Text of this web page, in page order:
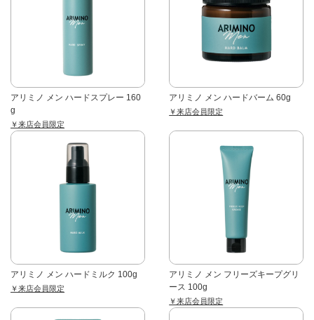
アリミノ メン ハードスプレー 160
g
￥来店会員限定
アリミノ メン ハードバーム 60g
￥来店会員限定
アリミノ メン ハードミルク 100g
￥来店会員限定
アリミノ メン フリーズキープグリ
ース 100g
￥来店会員限定